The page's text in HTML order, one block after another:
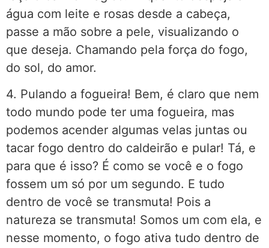
água com leite e rosas desde a cabeça,
passe a mão sobre a pele, visualizando o
que deseja. Chamando pela força do fogo,
do sol, do amor.
4. Pulando a fogueira! Bem, é claro que nem
todo mundo pode ter uma fogueira, mas
podemos acender algumas velas juntas ou
tacar fogo dentro do caldeirão e pular! Tá, e
para que é isso? É como se você e o fogo
fossem um só por um segundo. E tudo
dentro de você se transmuta! Pois a
natureza se transmuta! Somos um com ela, e
nesse momento, o fogo ativa tudo dentro de